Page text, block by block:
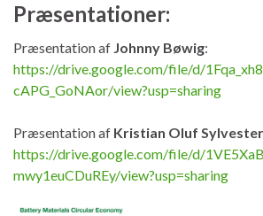
Præsentationer:
Præsentation af Johnny Bøwig:
https://drive.google.com/file/d/
cAPG_GoNAor/view?usp=sharing
Præsentation af Kristian Oluf
https://drive.google.com/file/d/
mwy1euCDuREy/view?usp=sharing